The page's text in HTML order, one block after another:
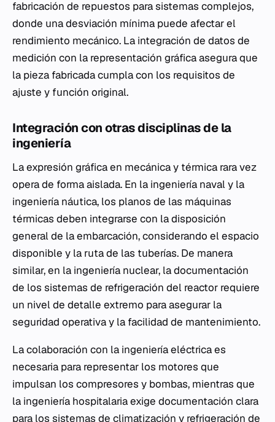
fabricación de repuestos para sistemas complejos,
donde una desviación mínima puede afectar el
rendimiento mecánico. La integración de datos de
medición con la representación gráfica asegura que
la pieza fabricada cumpla con los requisitos de
ajuste y función original.
Integración con otras disciplinas de la
ingeniería
La expresión gráfica en mecánica y térmica rara vez
opera de forma aislada. En la ingeniería naval y la
ingeniería náutica, los planos de las máquinas
térmicas deben integrarse con la disposición
general de la embarcación, considerando el espacio
disponible y la ruta de las tuberías. De manera
similar, en la ingeniería nuclear, la documentación
de los sistemas de refrigeración del reactor requiere
un nivel de detalle extremo para asegurar la
seguridad operativa y la facilidad de mantenimiento.
La colaboración con la ingeniería eléctrica es
necesaria para representar los motores que
impulsan los compresores y bombas, mientras que
la ingeniería hospitalaria exige documentación clara
para los sistemas de climatización y refrigeración de